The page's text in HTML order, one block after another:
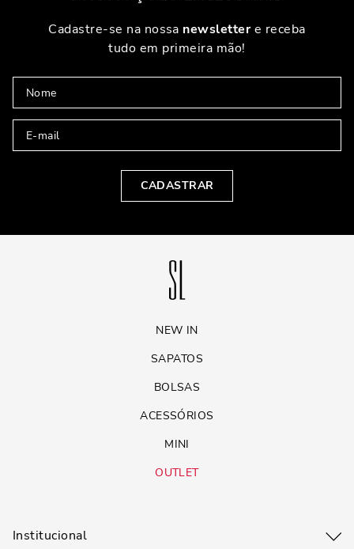
Cadastre-se na nossa newslettere receba
tudo em primeira mão!
CADASTRAR
NEW IN
SAPATOS
BOLSAS
ACESSÓRIOS
MINI
OUTLET
Institucional